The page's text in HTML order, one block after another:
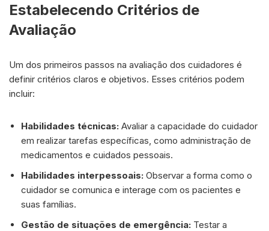
Estabelecendo Critérios de
Avaliação
Um dos primeiros passos na avaliação dos cuidadores é
definir critérios claros e objetivos. Esses critérios podem
incluir:
Habilidades técnicas: Avaliar a capacidade do cuidador
em realizar tarefas específicas, como administração de
medicamentos e cuidados pessoais.
Habilidades interpessoais: Observar a forma como o
cuidador se comunica e interage com os pacientes e
suas famílias.
Gestão de situações de emergência: Testar a